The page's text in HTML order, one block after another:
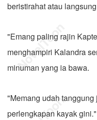
beristirahat atau
"Emang paling rajin
menghampiri Kalandra
minuman yang ia bawa.
"Memang udah
perlengkapan kayak